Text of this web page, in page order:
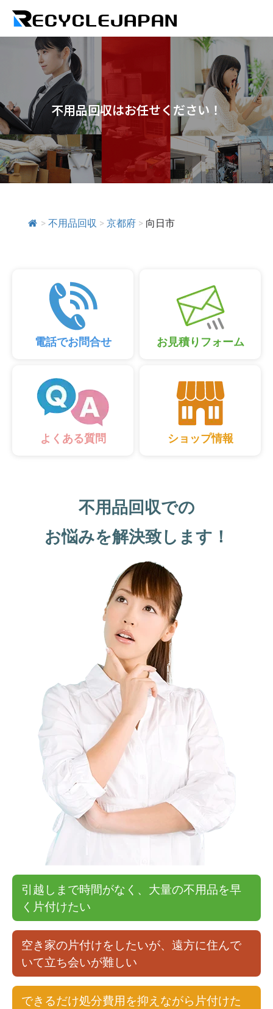
不用品回収はお任せください！
> 不用品回収 > 京都府 > 向日市
電話でお問合せ お見積りフォーム
よくある質問 ショップ情報
不用品回収での
お悩みを解決致します！
引越しまで時間がなく、大量の不用品を早
く片付けたい
空き家の片付けをしたいが、遠方に住んで
いて立ち会いが難しい
できるだけ処分費用を抑えながら片付けた